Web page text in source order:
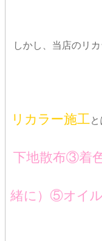
しかし、当店のリ
リカラー施工
下地散布③着
緒に）⑤オイ